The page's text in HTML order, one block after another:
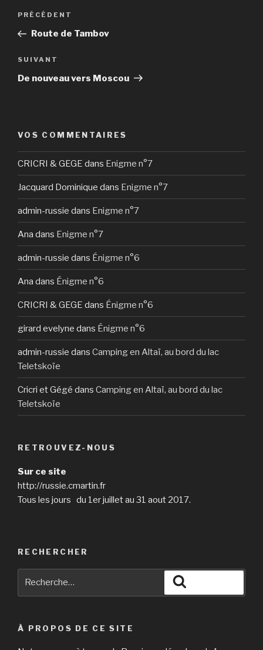
Navigation
l’article
Article
précédent
PRÉCÉDENT
Route de Tambov
Article
suivant
SUIVANT
De nouveau vers Moscou
VOS COMMENTAIRES
CRICRI & GEGE dans Enigme n°7
Jacquard Dominique dans Enigme n°7
admin-russie dans Enigme n°7
Ana dans Enigme n°7
admin-russie dans Énigme n°6
Ana dans Énigme n°6
CRICRI & GEGE dans Énigme n°6
girard evelyne dans Énigme n°6
admin-russie dans Camping en Altaï, au bord du lac
Teletskoïe
Cricri et Gégé dans Camping en Altaï, au bord du lac
Teletskoïe
RETROUVEZ-NOUS
Sur ce site
http://russie.cmartin.fr
Tous les jours du 1er juillet au 31 aout 2017.
RECHERCHER
À PROPOS DE CE SITE